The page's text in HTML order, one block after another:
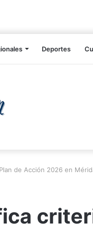
Deportes
de Acción 2026 en